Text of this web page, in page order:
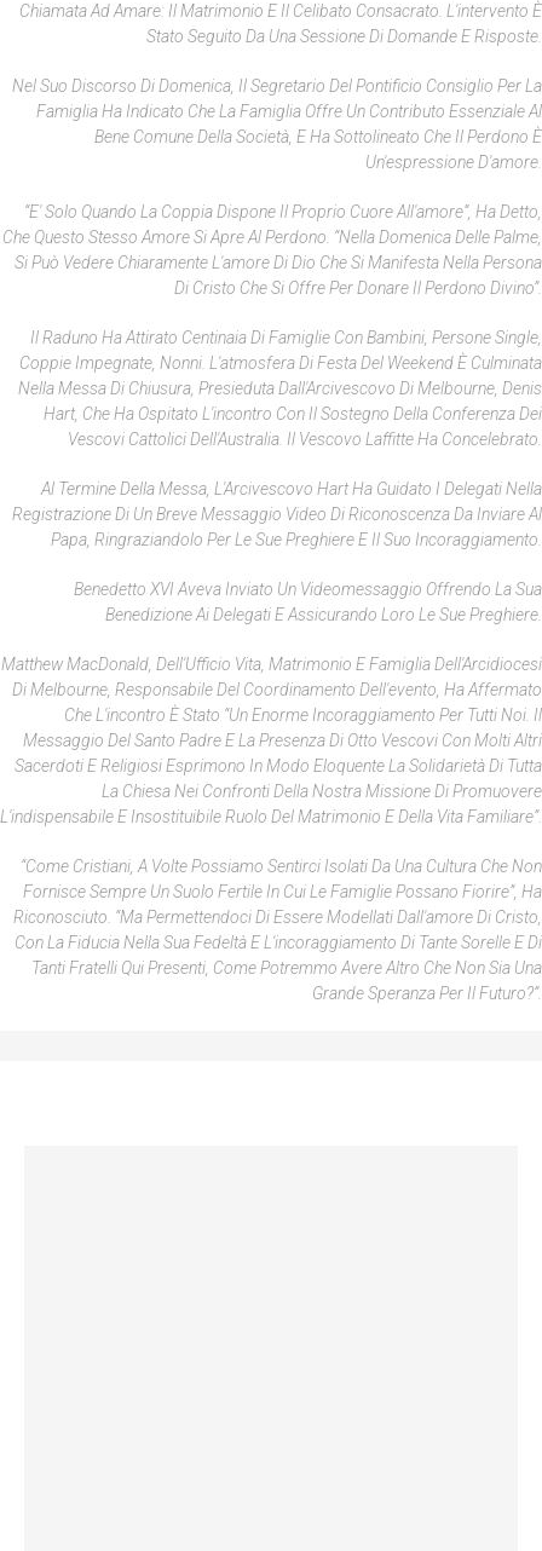
Chiamata Ad Amare: Il Matrimonio E Il Celibato Consacrato. L'intervento È
Stato Seguito Da Una Sessione Di Domande E Risposte.
Nel Suo Discorso Di Domenica, Il Segretario Del Pontificio Consiglio Per La
Famiglia Ha Indicato Che La Famiglia Offre Un Contributo Essenziale Al
Bene Comune Della Società, E Ha Sottolineato Che Il Perdono È
Un'espressione D'amore.
“E' Solo Quando La Coppia Dispone Il Proprio Cuore All'amore”, Ha Detto,
Che Questo Stesso Amore Si Apre Al Perdono. “Nella Domenica Delle Palme,
Si Può Vedere Chiaramente L'amore Di Dio Che Si Manifesta Nella Persona
Di Cristo Che Si Offre Per Donare Il Perdono Divino”.
Il Raduno Ha Attirato Centinaia Di Famiglie Con Bambini, Persone Single,
Coppie Impegnate, Nonni. L'atmosfera Di Festa Del Weekend È Culminata
Nella Messa Di Chiusura, Presieduta Dall'Arcivescovo Di Melbourne, Denis
Hart, Che Ha Ospitato L'incontro Con Il Sostegno Della Conferenza Dei
Vescovi Cattolici Dell'Australia. Il Vescovo Laffitte Ha Concelebrato.
Al Termine Della Messa, L'Arcivescovo Hart Ha Guidato I Delegati Nella
Registrazione Di Un Breve Messaggio Video Di Riconoscenza Da Inviare Al
Papa, Ringraziandolo Per Le Sue Preghiere E Il Suo Incoraggiamento.
Benedetto XVI Aveva Inviato Un Videomessaggio Offrendo La Sua
Benedizione Ai Delegati E Assicurando Loro Le Sue Preghiere.
Matthew MacDonald, Dell'Ufficio Vita, Matrimonio E Famiglia Dell'Arcidiocesi
Di Melbourne, Responsabile Del Coordinamento Dell'evento, Ha Affermato
Che L'incontro È Stato “un Enorme Incoraggiamento Per Tutti Noi. Il
Messaggio Del Santo Padre E La Presenza Di Otto Vescovi Con Molti Altri
Sacerdoti E Religiosi Esprimono In Modo Eloquente La Solidarietà Di Tutta
La Chiesa Nei Confronti Della Nostra Missione Di Promuovere
L'indispensabile E Insostituibile Ruolo Del Matrimonio E Della Vita Familiare”.
“Come Cristiani, A Volte Possiamo Sentirci Isolati Da Una Cultura Che Non
Fornisce Sempre Un Suolo Fertile In Cui Le Famiglie Possano Fiorire”, Ha
Riconosciuto. “Ma Permettendoci Di Essere Modellati Dall'amore Di Cristo,
Con La Fiducia Nella Sua Fedeltà E L'incoraggiamento Di Tante Sorelle E Di
Tanti Fratelli Qui Presenti, Come Potremmo Avere Altro Che Non Sia Una
Grande Speranza Per Il Futuro?”.